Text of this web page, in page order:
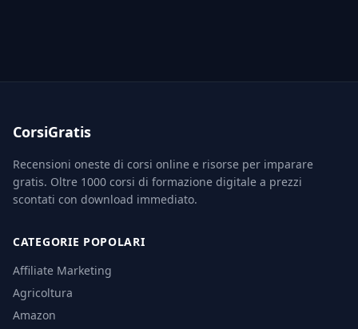
CorsiGratis
Recensioni oneste di corsi online e risorse per imparare
gratis. Oltre 1000 corsi di formazione digitale a prezzi
scontati con download immediato.
CATEGORIE POPOLARI
Affiliate Marketing
Agricoltura
Amazon